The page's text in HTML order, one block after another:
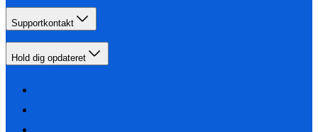
Supportkontakt
Hold dig opdateret